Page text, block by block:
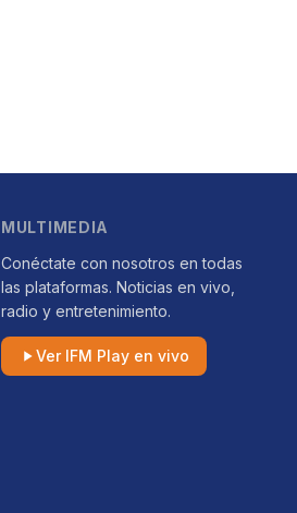
MULTIMEDIA
Conéctate con nosotros en todas
las plataformas. Noticias en vivo,
radio y entretenimiento.
Ver IFM Play en vivo